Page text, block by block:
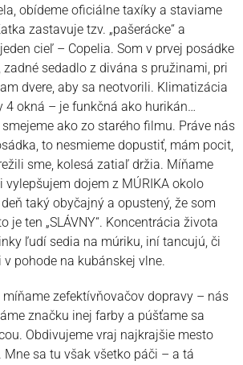
obídeme oficiálne taxíky a staviame
zastavuje tzv. „pašerácke“ a
cieľ – Copelia. Som v prvej posádke
sedadlo z divána s pružinami, pri
dvere, aby sa neotvorili. Klimatizácia
4 okná – je funkčná ako hurikán…
ako zo starého filmu. Práve nás
to nesmieme dopustiť, mám pocit,
sme, kolesá zatiaľ držia. Míňame
vylepšujem dojem z MÚRIKA okolo
taký obyčajný a opustený, že som
je ten „SLÁVNY“. Koncentrácia života
ľudí sedia na múriku, iní tancujú, či
pohode na kubánskej vlne.
míňame zefektívňovačov dopravy – nás
značku inej farby a púšťame sa
Obdivujeme vraj najkrajšie mesto
Mne sa tu však všetko páči – a tá